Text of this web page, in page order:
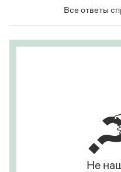
названия
быть использованы в
на скользкую
острейших
осталось
официальное
Республика Беларусь
официально стало
Все ответы
Не